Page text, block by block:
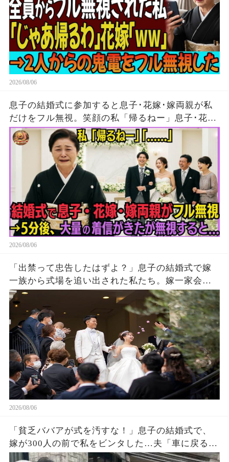
2026/08/06
息子の結婚式に参加すると息子･花嫁･嫁両親が私
だけをフル無視。笑顔の私「帰るねー」息子･花
嫁･嫁両親「…」→5分後、大量の着信がきたが無
視して消えた結果
2026/08/06
「出禁って忠告したはずよ？」息子の結婚式で嫁
一族から式場を追い出された私たち。嫁一家会社
の大株主の私が株主総会で社長解任案を出すと
2026/08/06
「貧乏ババアが式を汚すな！」息子の結婚式で、
嫁が300人の前で私をビンタした…夫「車に戻る
か」私「ごめん」皆が私を哀れんでいたが真実が